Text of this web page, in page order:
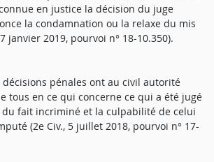
en justice la décision du juge
la condamnation ou la relaxe du mis
janvier 2019, pourvoi n° 18-10.350).
décisions pénales ont au civil autorité
tous en ce qui concerne ce qui a été jugé
du fait incriminé et la culpabilité de celui
(2e Civ., 5 juillet 2018, pourvoi n° 17-